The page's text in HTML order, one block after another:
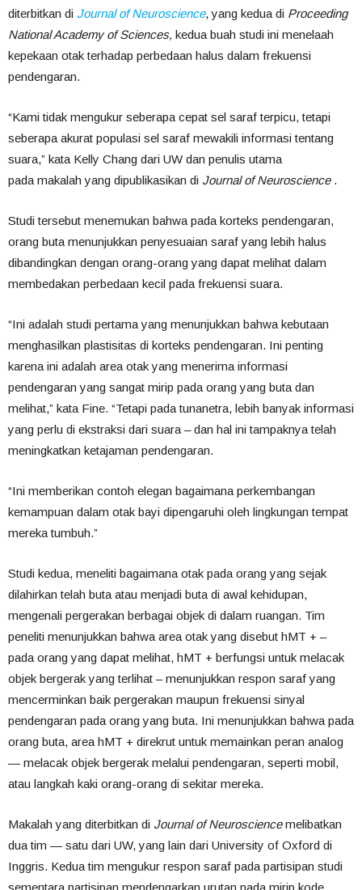
diterbitkan di Journal of Neuroscience, yang kedua di Proceeding
National Academy of Sciences, kedua buah studi ini menelaah
kepekaan otak terhadap perbedaan halus dalam frekuensi
pendengaran.
“Kami tidak mengukur seberapa cepat sel saraf terpicu, tetapi
seberapa akurat populasi sel saraf mewakili informasi tentang
suara,” kata Kelly Chang dari UW dan penulis utama
pada makalah yang dipublikasikan di Journal of Neuroscience.
Studi tersebut menemukan bahwa pada korteks pendengaran,
orang buta menunjukkan penyesuaian saraf yang lebih halus
dibandingkan dengan orang-orang yang dapat melihat dalam
membedakan perbedaan kecil pada frekuensi suara.
“Ini adalah studi pertama yang menunjukkan bahwa kebutaan
menghasilkan plastisitas di korteks pendengaran. Ini penting
karena ini adalah area otak yang menerima informasi
pendengaran yang sangat mirip pada orang yang buta dan
melihat,” kata Fine. “Tetapi pada tunanetra, lebih banyak informasi
yang perlu di ekstraksi dari suara – dan hal ini tampaknya telah
meningkatkan ketajaman pendengaran.
“Ini memberikan contoh elegan bagaimana perkembangan
kemampuan dalam otak bayi dipengaruhi oleh lingkungan tempat
mereka tumbuh.”
Studi kedua, meneliti bagaimana otak pada orang yang sejak
dilahirkan telah buta atau menjadi buta di awal kehidupan,
mengenali pergerakan berbagai objek di dalam ruangan. Tim
peneliti menunjukkan bahwa area otak yang disebut hMT + –
pada orang yang dapat melihat, hMT + berfungsi untuk melacak
objek bergerak yang terlihat – menunjukkan respon saraf yang
mencerminkan baik pergerakan maupun frekuensi sinyal
pendengaran pada orang yang buta. Ini menunjukkan bahwa pada
orang buta, area hMT + direkrut untuk memainkan peran analog
— melacak objek bergerak melalui pendengaran, seperti mobil,
atau langkah kaki orang-orang di sekitar mereka.
Makalah yang diterbitkan di Journal of Neurosciencemelibatkan
dua tim — satu dari UW, yang lain dari University of Oxford di
Inggris. Kedua tim mengukur respon saraf pada partisipan studi
sementara partisipan mendengarkan urutan nada mirip kode